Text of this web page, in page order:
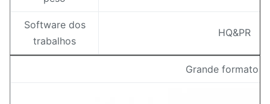
Software dos
trabalhos
HQ&PR
Grande formato